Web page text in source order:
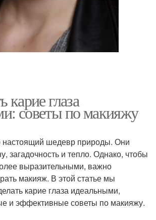
карие глаза
советы по макияжу
настоящий шедевр природы. Они
загадочность и тепло. Однако, чтобы
выразительными, важно
макияж. В этой статье мы
карие глаза идеальными,
и эффективные советы по макияжу.